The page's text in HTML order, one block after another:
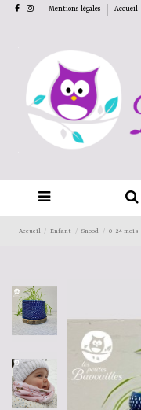
Mentions légales Accueil
Accueil Enfant Snood 0-24 mois